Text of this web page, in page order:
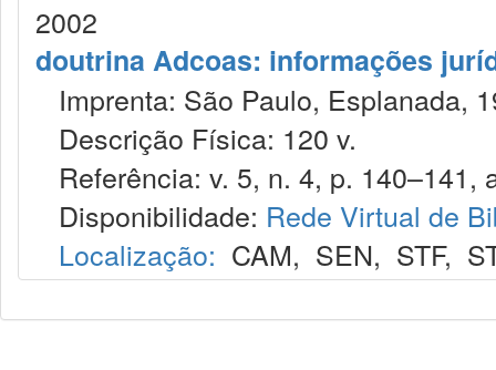
2002
doutrina Adcoas: informações
Imprenta: São Paulo, Esplanada,
Descrição Física: 120 v.
Referência: v. 5, n. 4, p. 140–141,
Disponibilidade: Rede Virtual de
Localização: CAM, SEN, STF,